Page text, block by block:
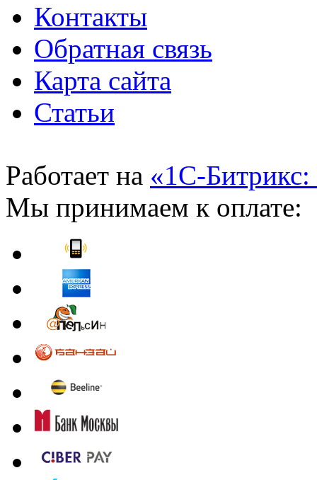
Контакты
Обратная связь
Карта сайта
Статьи
Работает на «1С-Битрикс:
Мы принимаем к оплате: